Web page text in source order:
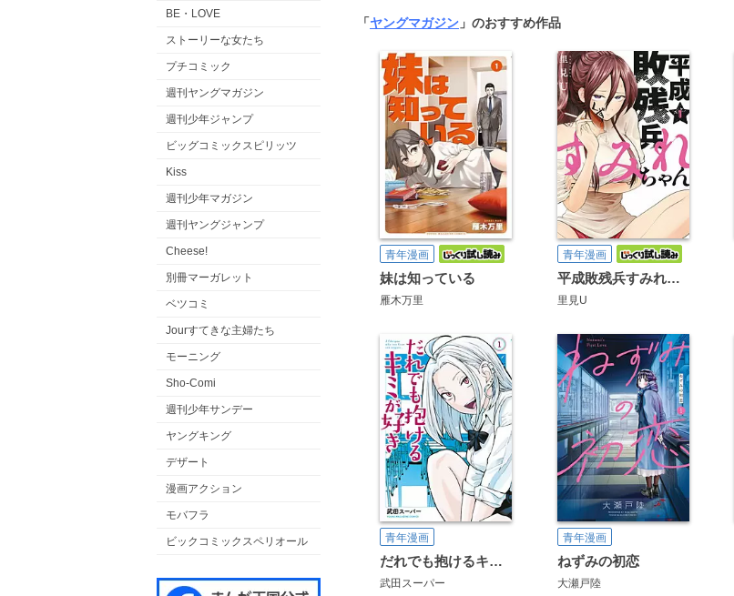
BE・LOVE
ストーリーな女たち
プチコミック
週刊ヤングマガジン
週刊少年ジャンプ
ビッグコミックスピリッツ
Kiss
週刊少年マガジン
週刊ヤングジャンプ
Cheese!
別冊マーガレット
ベツコミ
Jourすてきな主婦たち
モーニング
Sho-Comi
週刊少年サンデー
ヤングキング
デザート
漫画アクション
モバフラ
ビックコミックスペリオール
「ヤングマガジン 」のおすすめ作品
青年漫画
妹は知っている
雁木万里
青年漫画
平成敗残兵すみれちゃん
里見U
青年漫画
だれでも抱けるキミが好き
武田スーパー
青年漫画
ねずみの初恋
大瀬戸陸